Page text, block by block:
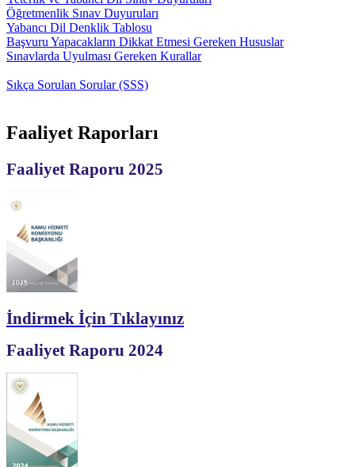
Öğretmenlik Sınav Duyuruları
Yabancı Dil Denklik Tablosu
Başvuru Yapacakların Dikkat Etmesi Gereken Hususlar
Sınavlarda Uyulması Gereken Kurallar
Sıkça Sorulan Sorular (SSS)
Faaliyet Raporları
Faaliyet Raporu 2025
İndirmek İçin Tıklayınız
Faaliyet Raporu 2024